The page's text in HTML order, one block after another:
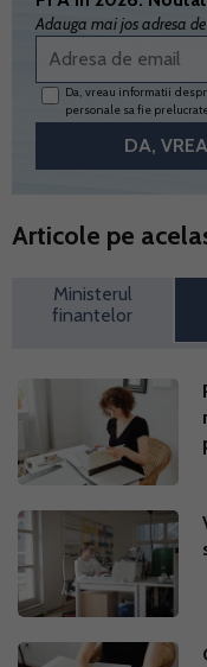
Adauga mai jos adresa
Da, vreau informatii
personale sa fie
Articole pe
Ministerul
finantelor